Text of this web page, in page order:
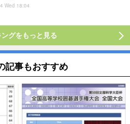
Wed 18:04
ングをもっと見る
記事もおすすめ